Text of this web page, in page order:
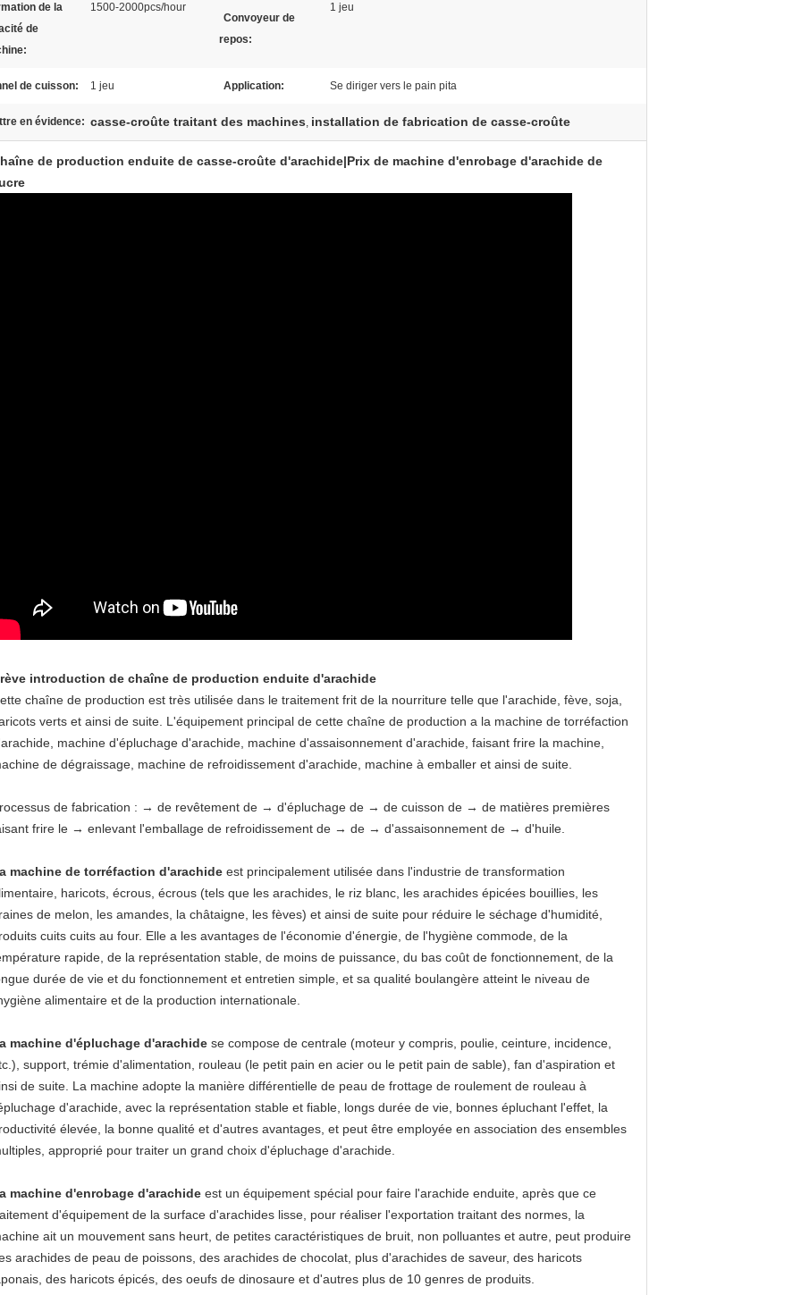
de la
de
1500-2000pcs/hour
Convoyeur de
repos:
1 jeu
de cuisson: 1 jeu Application: Se diriger vers le pain pita
en évidence: casse-croûte traitant des machines, installation de fabrication de casse-croûte
de production enduite de casse-croûte d'arachide|Prix de machine d'enrobage d'arachide de
introduction de chaîne de production enduite d'arachide
chaîne de production est très utilisée dans le traitement frit de la nourriture telle que l'arachide, fève, soja,
verts et ainsi de suite. L'équipement principal de cette chaîne de production a la machine de torréfaction
machine d'épluchage d'arachide, machine d'assaisonnement d'arachide, faisant frire la machine,
de dégraissage, machine de refroidissement d'arachide, machine à emballer et ainsi de suite.
de fabrication : → de revêtement de → d'épluchage de → de cuisson de → de matières premières
frire le → enlevant l'emballage de refroidissement de → de → d'assaisonnement de → d'huile.
machine de torréfaction d'arachide est principalement utilisée dans l'industrie de transformation
haricots, écrous, écrous (tels que les arachides, le riz blanc, les arachides épicées bouillies, les
de melon, les amandes, la châtaigne, les fèves) et ainsi de suite pour réduire le séchage d'humidité,
cuits cuits au four. Elle a les avantages de l'économie d'énergie, de l'hygiène commode, de la
rapide, de la représentation stable, de moins de puissance, du bas coût de fonctionnement, de la
durée de vie et du fonctionnement et entretien simple, et sa qualité boulangère atteint le niveau de
alimentaire et de la production internationale.
machine d'épluchage d'arachide se compose de centrale (moteur y compris, poulie, ceinture, incidence,
support, trémie d'alimentation, rouleau (le petit pain en acier ou le petit pain de sable), fan d'aspiration et
de suite. La machine adopte la manière différentielle de peau de frottage de roulement de rouleau à
d'arachide, avec la représentation stable et fiable, longs durée de vie, bonnes épluchant l'effet, la
élevée, la bonne qualité et d'autres avantages, et peut être employée en association des ensembles
approprié pour traiter un grand choix d'épluchage d'arachide.
machine d'enrobage d'arachide est un équipement spécial pour faire l'arachide enduite, après que ce
d'équipement de la surface d'arachides lisse, pour réaliser l'exportation traitant des normes, la
ait un mouvement sans heurt, de petites caractéristiques de bruit, non polluantes et autre, peut produire
arachides de peau de poissons, des arachides de chocolat, plus d'arachides de saveur, des haricots
des haricots épicés, des oeufs de dinosaure et d'autres plus de 10 genres de produits.